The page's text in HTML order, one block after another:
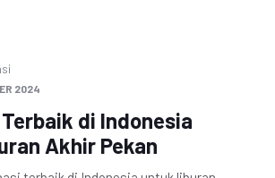
2024
di Indonesia
Akhir Pekan